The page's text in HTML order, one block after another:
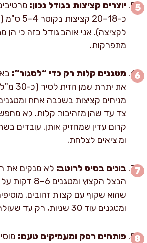
יוצרים קציצות בגודל נכון:
לקציצה). אני אוהב גודל כזה כי הן
מתפרקות.
מטגנים קלות רק כדי “לסגור”:
את
צד עד שהן מזהיבות קלות. לא
קרום עדין שמחזיק אותן. עובדים
ומוציאים לצלחת.
בונים בסיס לרוטב: לא מנקים את
הבצל הקצוץ
שהוא שקוף עם קצוות זהובים.
ומטגנים עוד 30 שניות, רק עד שעולה ריח.
פותחים רסק ומעמיקים טעם: